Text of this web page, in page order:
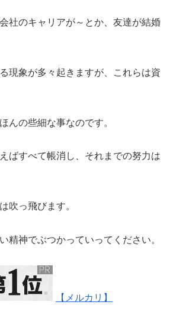
社のキャリアが～とか、友達が結婚
現象が多々起きますが、これらは資
んの些細な事なのです。
ばすべて帳消し、それまでの努力は
吹っ飛びます。
精神でぶつかっていってください。
【メルカリ】